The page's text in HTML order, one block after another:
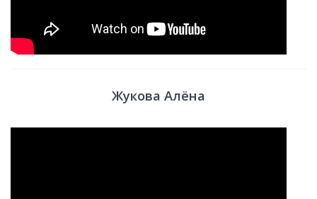
Жукова Алёна